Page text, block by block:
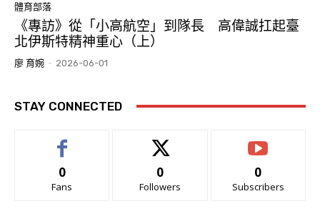
體育部落
《專訪》從「小高航空」到隊長 高偉誠扛起臺
北伊斯特精神重心（上）
廖 育婉 - 2026-06-01
STAY CONNECTED
0
Fans
0
Followers
0
Subscribers